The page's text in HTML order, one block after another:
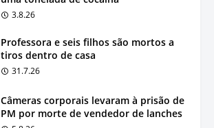
3.8.26
Professora e seis filhos são mortos a
tiros dentro de casa
31.7.26
Câmeras corporais levaram à prisão de
PM por morte de vendedor de lanches